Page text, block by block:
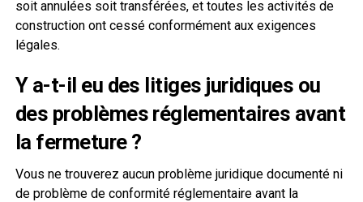
soit annulées soit transférées, et toutes les activités de
construction ont cessé conformément aux exigences
légales.
Y a-t-il eu des litiges juridiques ou
des problèmes réglementaires avant
la fermeture ?
Vous ne trouverez aucun problème juridique documenté ni
de problème de conformité réglementaire avant la